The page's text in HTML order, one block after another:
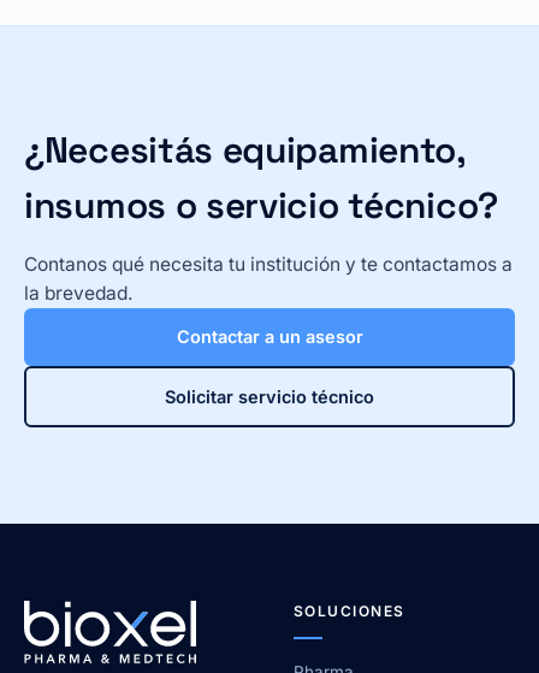
¿Necesitás equipamiento,
insumos o servicio técnico?
Contanos qué necesita tu institución y te contactamos a
la brevedad.
Contactar a un asesor
Solicitar servicio técnico
SOLUCIONES